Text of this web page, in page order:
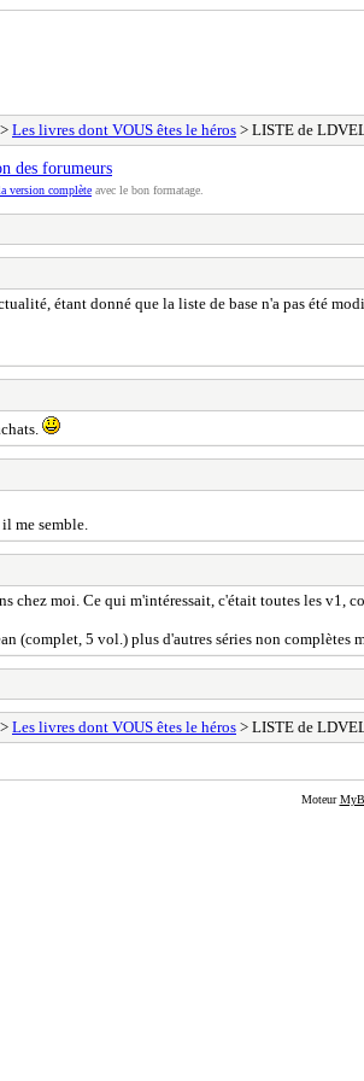
> Les livres dont VOUS êtes le héros > LISTE de
des forumeurs
version complète avec le bon formatage.
étant donné que la liste de base n'a pas été
me semble.
moi. Ce qui m'intéressait, c'était toutes les v1,
(complet, 5 vol.) plus d'autres séries non complètes
> Les livres dont VOUS êtes le héros > LISTE de
Moteur